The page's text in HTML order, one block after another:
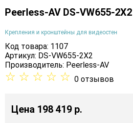
Peerless-AV DS-VW655-2X2
Крепления и кронштейны для видеостен
Код товара: 1107
Артикул: DS-VW655-2X2
Производитель: Peerless-AV
☆ ☆ ☆ ☆ ☆ 0 отзывов
Цена 198 419 p.